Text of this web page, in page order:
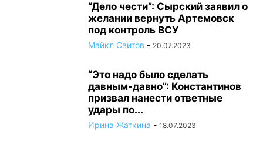
“Дело чести”: Сырский заявил о
желании вернуть Артемовск
под контроль ВСУ
Майкл Свитов - 20.07.2023
“Это надо было сделать
давным-давно”: Константинов
призвал нанести ответные
удары по...
Ирина Жаткина - 18.07.2023